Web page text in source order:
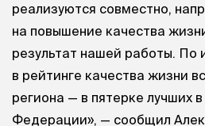
реализуются совместно,
на повышение качества
результат нашей работы. По
в рейтинге качества жизни
региона — в пятерке лучших
Федерации», — сообщил